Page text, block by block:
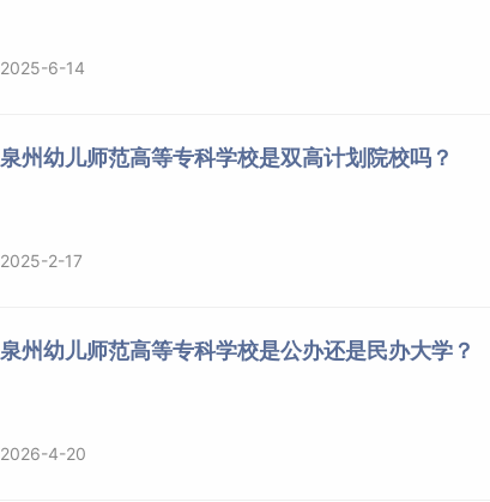
2025-6-14
泉州幼儿师范高等专科学校是双高计划院校吗？
2025-2-17
泉州幼儿师范高等专科学校是公办还是民办大学？
2026-4-20